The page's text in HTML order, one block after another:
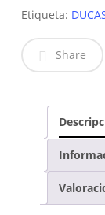
Etiqueta:
Share